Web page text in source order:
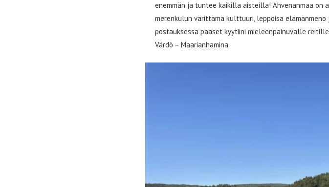
enemmän ja tuntee kaikilla aisteilla! Ahvenanmaa on
merenkulun värittämä kulttuuri, leppoisa
postauksessa pääset kyytiini mieleenpainuvalle
Värdö – Maarianhamina.